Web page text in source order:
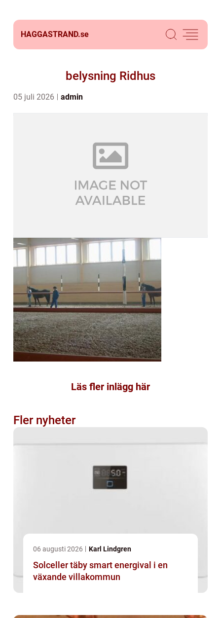
HAGGASTRAND.se
belysning Ridhus
05 juli 2026 admin
Läs fler inlägg här
Fler nyheter
06 augusti 2026 Karl Lindgren
Solceller täby smart energival i en
växande villakommun